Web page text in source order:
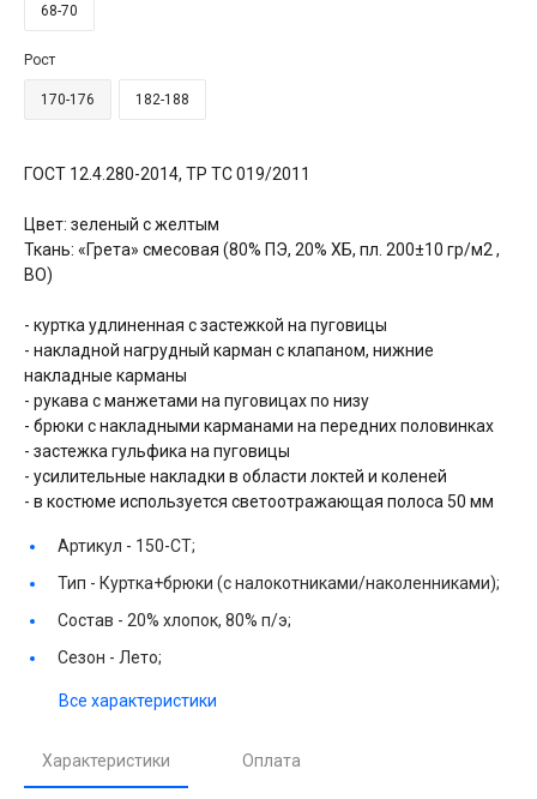
68-70
Рост
170-176 182-188
ГОСТ 12.4.280-2014, ТР ТС 019/2011
Цвет: зеленый с желтым
Ткань: «Грета» смесовая (80% ПЭ, 20% ХБ, пл. 200±10 гр/м2 ,
ВО)
- куртка удлиненная с застежкой на пуговицы
- накладной нагрудный карман с клапаном, нижние
накладные карманы
- рукава с манжетами на пуговицах по низу
- брюки с накладными карманами на передних половинках
- застежка гульфика на пуговицы
- усилительные накладки в области локтей и коленей
- в костюме используется светоотражающая полоса 50 мм
Артикул - 150-СТ;
Тип - Куртка+брюки (с налокотниками/наколенниками);
Состав - 20% хлопок, 80% п/э;
Сезон - Лето;
Все характеристики
Характеристики Оплата